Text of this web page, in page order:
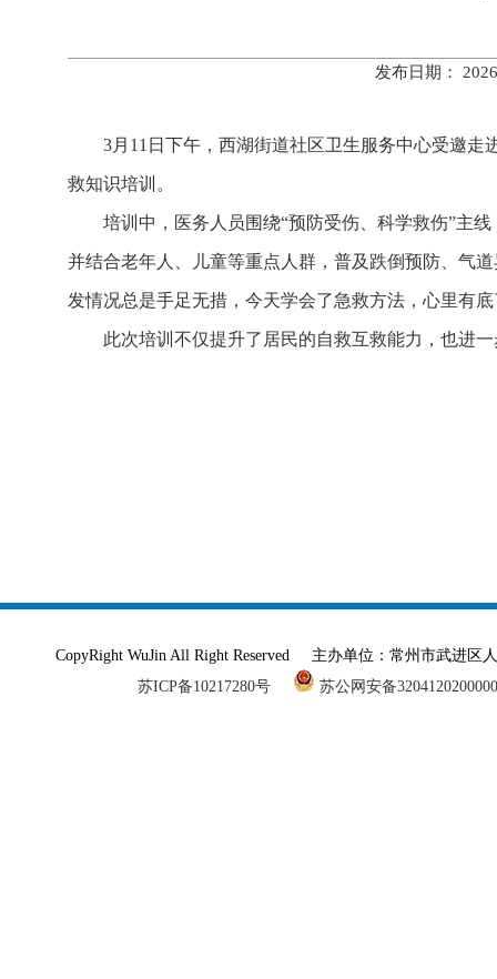
发布日期：
3月11日下午，西湖街道社区卫生服务中心受邀
救知识培训。
培训中，医务人员围绕“预防受伤、科学救伤”主
并结合老年人、儿童等重点人群，普及跌倒预防、气
发情况总是手足无措，今天学会了急救方法，心里有
此次培训不仅提升了居民的自救互救能力，也进
CopyRight WuJin All Right Reserved 主办单位：常州市武进
苏ICP备10217280号
苏公网安备